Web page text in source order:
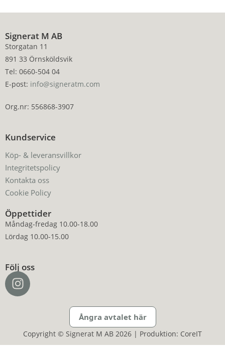
Signerat M AB
Storgatan 11
891 33 Örnsköldsvik
Tel: 0660-504 04
E-post: info@signeratm.com
Org.nr: 556868-3907
Kundservice
Köp- & leveransvillkor
Integritetspolicy
Kontakta oss
Cookie Policy
Öppettider
Måndag-fredag 10.00-18.00
Lördag 10.00-15.00
Följ oss
Ångra avtalet här
Copyright © Signerat M AB 2026 | Produktion: CoreIT